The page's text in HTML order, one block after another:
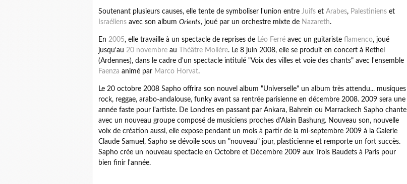
Soutenant plusieurs causes, elle tente de symboliser l'union entre Juifs et Arabes, Palestiniens et
Israéliens avec son album Orients, joué par un orchestre mixte de Nazareth.
En 2005, elle travaille à un spectacle de reprises de Léo Ferré avec un guitariste flamenco, joué
jusqu'au 20 novembre au Théâtre Molière. Le 8 juin 2008, elle se produit en concert à Rethel
(Ardennes), dans le cadre d'un spectacle intitulé "Voix des villes et voie des chants" avec l'ensemble
Faenza animé par Marco Horvat.
Le 20 octobre 2008 Sapho offrira son nouvel album "Universelle" un album très attendu... musiques
rock, reggae, arabo-andalouse, funky avant sa rentrée parisienne en décembre 2008. 2009 sera une
année faste pour l'artiste. De Londres en passant par Ankara, Bahrein ou Marrackech Sapho chante
avec un nouveau groupe composé de musiciens proches d'Alain Bashung. Nouveau son, nouvelle
voix de création aussi, elle expose pendant un mois à partir de la mi-septembre 2009 à la Galerie
Claude Samuel, Sapho se dévoile sous un "nouveau" jour, plasticienne et remporte un fort succès.
Sapho crée un nouveau spectacle en Octobre et Décembre 2009 aux Trois Baudets à Paris pour
bien finir l'année.